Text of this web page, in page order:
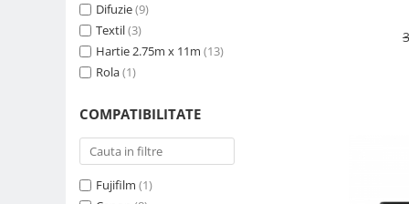
Acumulatori si baterii
Acumulatori Foto
Acumulatori AA/AAA (R6/R3)) si
Incarcatoare acumulatori Foto-
Huse protectie acumulatori foto
Tablete grafice
Difuzie(9)
Textil(3)
Hartie 2.75m x 11m (13)
Rola(1)
COMPATIBILITATE
Fujifilm (1)